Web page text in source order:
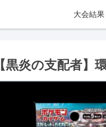
大会結
【黒炎の支配者】